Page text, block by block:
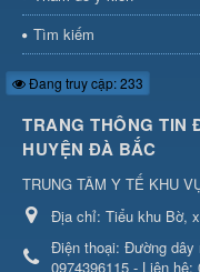
Tìm kiếm
Đang truy cập: 233
TRANG THÔNG TIN
HUYỆN ĐÀ BẮC
TRUNG TÂM Y TẾ KHU
Địa chỉ: Tiểu khu Bờ,
Điện thoại: Đường dây
0974396115 - Liên hệ: